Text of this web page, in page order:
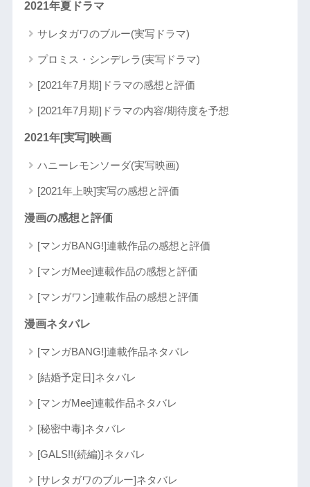
2021年夏ドラマ
サレタガワのブルー(実写ドラマ)
プロミス・シンデレラ(実写ドラマ)
[2021年7月期]ドラマの感想と評価
[2021年7月期]ドラマの内容/期待度を予想
2021年[実写]映画
ハニーレモンソーダ(実写映画)
[2021年上映]実写の感想と評価
漫画の感想と評価
[マンガBANG!]連載作品の感想と評価
[マンガMee]連載作品の感想と評価
[マンガワン]連載作品の感想と評価
漫画ネタバレ
[マンガBANG!]連載作品ネタバレ
[結婚予定日]ネタバレ
[マンガMee]連載作品ネタバレ
[秘密中毒]ネタバレ
[GALS!!(続編)]ネタバレ
[サレタガワのブルー]ネタバレ